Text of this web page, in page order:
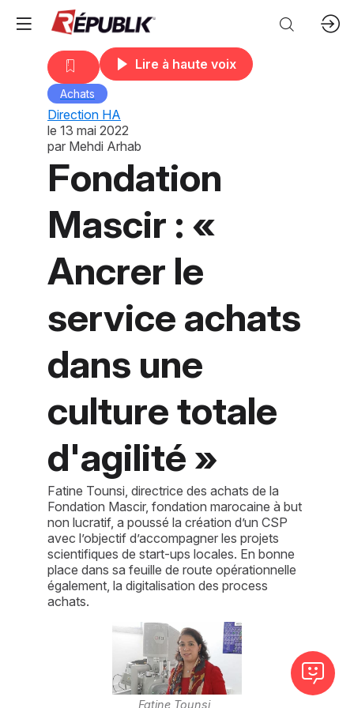
Lire à haute voix
Achats
Direction HA
le 13 mai 2022
par Mehdi Arhab
Fondation
Mascir : «
Ancrer le
service achats
dans une
culture totale
d'agilité »
Fatine Tounsi, directrice des achats de la
Fondation Mascir, fondation marocaine à but
non lucratif, a poussé la création d’un CSP
avec l’objectif d’accompagner les projets
scientifiques de start-ups locales. En bonne
place dans sa feuille de route opérationnelle
également, la digitalisation des process
achats.
Fatine Tounsi,